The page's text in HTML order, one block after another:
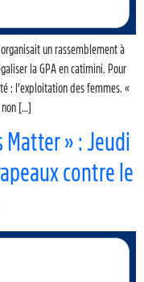
un rassemblement à
la GPA en catimini. Pour
: l’exploitation des femmes. «
non […]
Matter » : Jeudi
contre le